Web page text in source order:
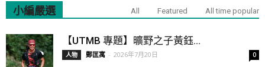
小編嚴選 All Featured All time popular
【UTMB 專題】曠野之子黃鈺...
人物 鄭匡寓 - 2026年7月20日 0